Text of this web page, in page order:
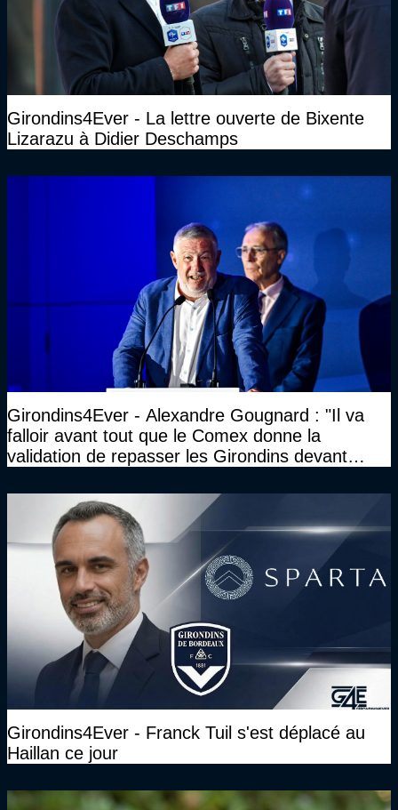
Girondins4Ever - La lettre ouverte de Bixente
Lizarazu à Didier Deschamps
Girondins4Ever - Alexandre Gougnard : "Il va
falloir avant tout que le Comex donne la
validation de repasser les Girondins devant
Girondins4Ever - Franck Tuil s'est déplacé au
Haillan ce jour